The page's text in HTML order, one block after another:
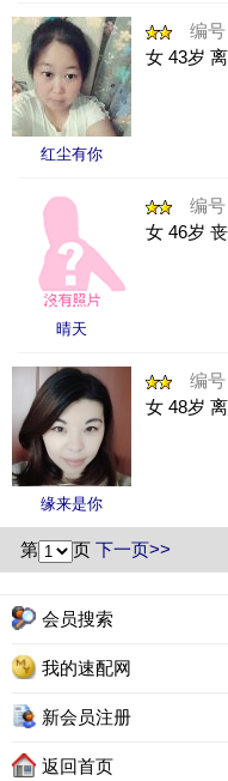
红尘有你
编
女 43岁
晴天
编号
女 46岁
缘来是你
编
女 48
第
页 下一页>>
会员搜索
我的速配网
新会员注册
返回首页